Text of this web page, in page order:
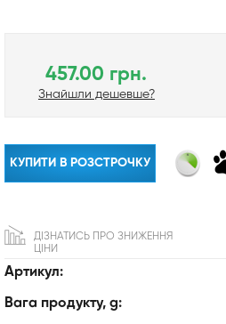
Артикул:
Вага продукту, g:
457.00 грн.
Знайшли дешевше?
КУПИТИ В РОЗСТРОЧКУ
ДІЗНАТИСЬ ПРО ЗНИЖЕННЯ
ЦІНИ